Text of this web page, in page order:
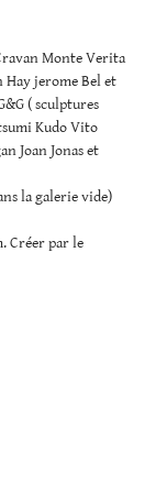
Monte Verita
Hay jerome Bel et
( sculptures
Kudo Vito
Joan Jonas et
la galerie vide)
Créer par le